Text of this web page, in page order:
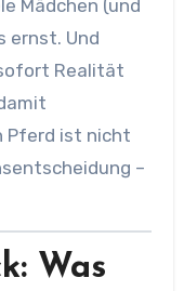
Mädchen (und
ernst. Und
Realität
Pferd ist nicht
–
Was